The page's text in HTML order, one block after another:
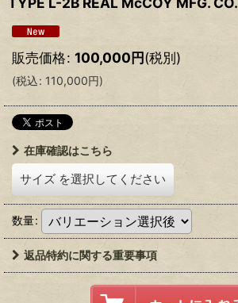
販売価格: 100,000円(税別)
(税込: 110,000円)
在庫確認はこちら
サイズ を選択してください
数量:
返品特約に関する重要事項